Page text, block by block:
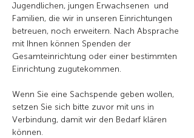
Jugendlichen, jungen Erwachsenen und
Familien, die wir in unseren Einrichtungen
betreuen, noch erweitern. Nach Absprache
mit Ihnen können Spenden der
Gesamteinrichtung oder einer bestimmten
Einrichtung zugutekommen.
Wenn Sie eine Sachspende geben wollen,
setzen Sie sich bitte zuvor mit uns in
Verbindung, damit wir den Bedarf klären
können.